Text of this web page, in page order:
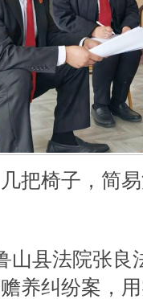
把椅子，简
山县法院张良
养纠纷案，